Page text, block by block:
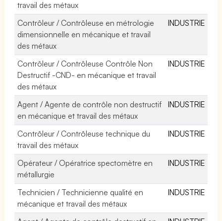
travail des métaux
Contrôleur / Contrôleuse en métrologie
dimensionnelle en mécanique et travail
des métaux
INDUSTRIE
Contrôleur / Contrôleuse Contrôle Non
Destructif -CND- en mécanique et travail
des métaux
INDUSTRIE
Agent / Agente de contrôle non destructif
en mécanique et travail des métaux
INDUSTRIE
Contrôleur / Contrôleuse technique du
travail des métaux
INDUSTRIE
Opérateur / Opératrice spectomètre en
métallurgie
INDUSTRIE
Technicien / Technicienne qualité en
mécanique et travail des métaux
INDUSTRIE